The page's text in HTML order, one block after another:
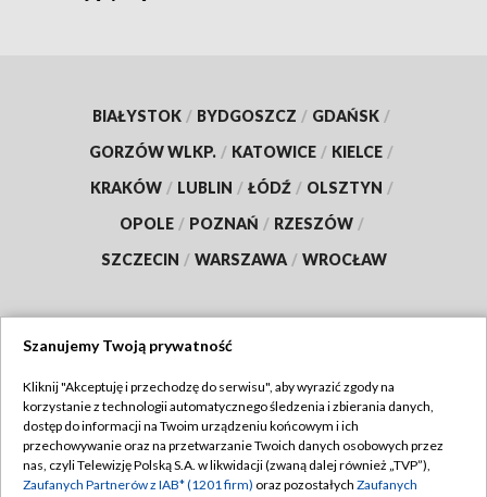
BIAŁYSTOK / BYDGOSZCZ / GDAŃSK /
GORZÓW WLKP. / KATOWICE / KIELCE /
KRAKÓW / LUBLIN / ŁÓDŹ / OLSZTYN /
OPOLE / POZNAŃ / RZESZÓW /
SZCZECIN / WARSZAWA / WROCŁAW
TVP
Abonament TVP
Emisja w TVP
Regulamin TVP
Polityka prywatności
Szanujemy Twoją prywatność
Kliknij "Akceptuję i przechodzę do serwisu", aby wyrazić zgody na
korzystanie z technologii automatycznego śledzenia i zbierania danych,
dostęp do informacji na Twoim urządzeniu końcowym i ich
przechowywanie oraz na przetwarzanie Twoich danych osobowych przez
nas, czyli Telewizję Polską S.A. w likwidacji (zwaną dalej również „TVP”),
Zaufanych Partnerów z IAB* (1201 firm) oraz pozostałych Zaufanych